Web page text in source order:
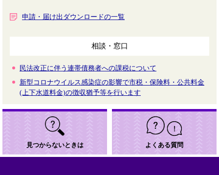
申請・届け出ダウンロードの一覧
相談・窓口
民法改正に伴う連帯債務者への課税について
新型コロナウイルス感染症の影響で市税・保険料・公共料金
(上下水道料金)の徴収猶予等を行います
見つからないときは よくある質問